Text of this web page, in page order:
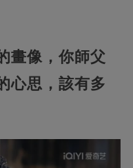
畫像，你師父
心思，該有多